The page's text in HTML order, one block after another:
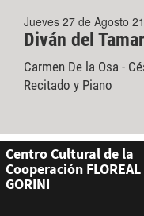
Jueves 27 de Agosto
Diván del
Carmen De la Osa -
Recitado y Piano
Centro Cultural de la
Cooperación FLOREAL
GORINI